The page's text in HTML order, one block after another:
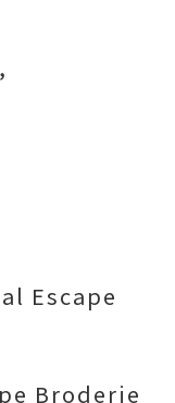
Escape
Broderie